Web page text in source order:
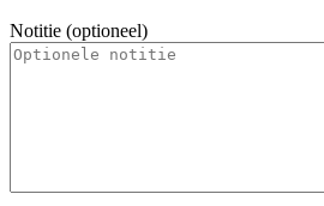
Notitie (optioneel)